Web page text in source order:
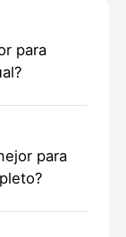
para
para